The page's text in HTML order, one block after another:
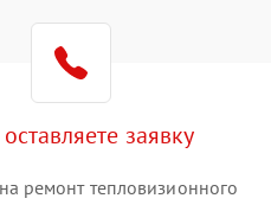
заявку
на ремонт тепловизионного